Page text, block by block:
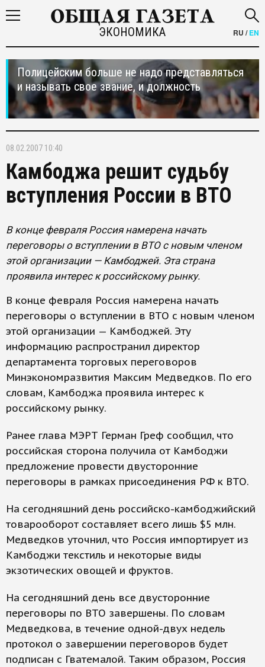
ЭКОНОМИКА RU /EN
Полицейским больше не надо представляться
и называть свое звание, и должность
08.02.2007 10:40
Камбоджа решит судьбу
вступления России в ВТО
В конце февраля Россия намерена начать
переговоры о вступлении в ВТО с новым членом
этой организации — Камбоджей. Эта страна
проявила интерес к российскому рынку.
В конце февраля Россия намерена начать
переговоры о вступлении в ВТО с новым членом
этой организации — Камбоджей. Эту
информацию распространил директор
департамента торговых переговоров
Минэкономразвития Максим Медведков. По его
словам, Камбоджа проявила интерес к
российскому рынку.
Ранее глава МЭРТ Герман Греф сообщил, что
российская сторона получила от Камбоджи
предложение провести двусторонние
переговоры в рамках присоединения РФ к ВТО.
На сегодняшний день российско-камбоджийский
товарооборот составляет всего лишь $5 млн.
Медведков уточнил, что Россия импортирует из
Камбоджи текстиль и некоторые виды
экзотических овощей и фруктов.
На сегодняшний день все двусторонние
переговоры по ВТО завершены. По словам
Медведкова, в течение одной-двух недель
протокол о завершении переговоров будет
подписан с Гватемалой. Таким образом, Россия